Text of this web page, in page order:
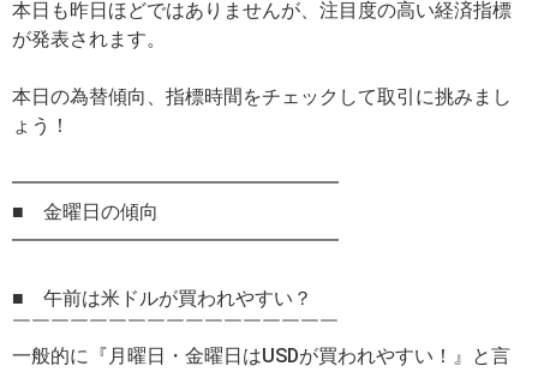
本日も昨日ほどではありませんが、注目度の高い経済指標
が発表されます。
本日の為替傾向、指標時間をチェックして取引に挑みまし
ょう！
━━━━━━━━━━━━━━━━━
■ 金曜日の傾向
━━━━━━━━━━━━━━━━━
■ 午前は米ドルが買われやすい？
￣￣￣￣￣￣￣￣￣￣￣￣￣￣￣￣￣
一般的に『月曜日・金曜日はUSDが買われやすい！』と言